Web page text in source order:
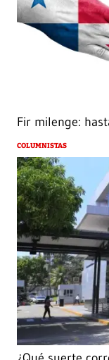
Fir milenge:
COLUMNISTAS